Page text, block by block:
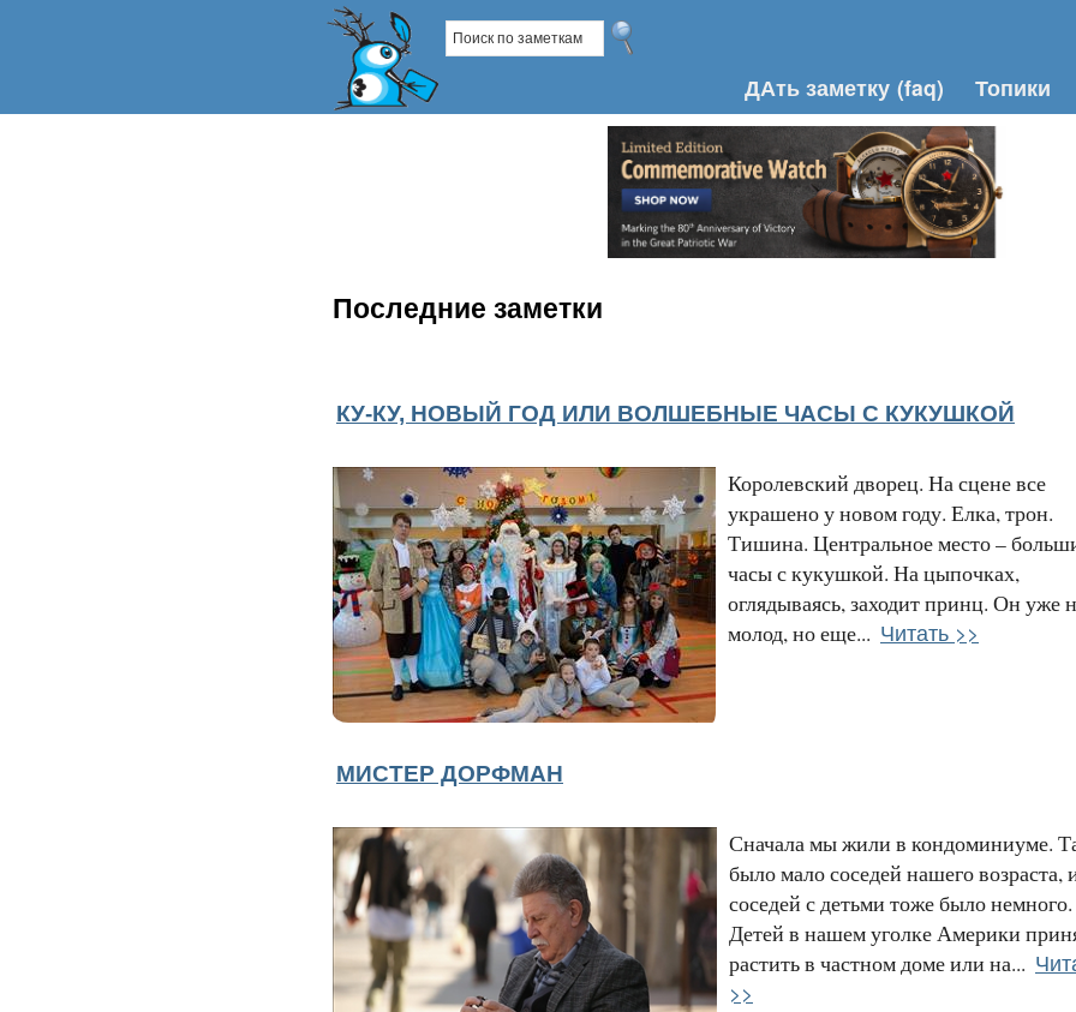
ДАть заметку (faq) Топики
Последние заметки
КУ-КУ, НОВЫЙ ГОД ИЛИ ВОЛШЕБНЫЕ ЧАСЫ С КУКУШКОЙ
Королевский дворец. На сцене все
украшено у новом году. Елка, трон.
Тишина. Центральное место –
часы с кукушкой. На цыпочках,
оглядываясь, заходит принц. Он уже
молод, но еще... Читать >>
МИСТЕР ДОРФМАН
Сначала мы жили в кондоминиуме.
было мало соседей нашего возраста,
соседей с детьми тоже было немного.
Детей в нашем уголке Америки
растить в частном доме или на...
>>